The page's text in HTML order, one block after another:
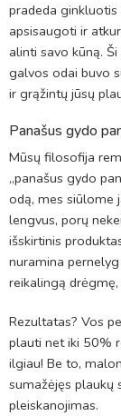
pradeda ginkluotis
apsisaugoti ir
alinti savo kūną.
galvos odai buvo
ir grąžintų jūsų
Panašus gydo
Mūsų filosofija
„panašus gydo
odą, mes siūlome
lengvus, porų
išskirtinis
nuramina
reikalingą
Rezultatas? Vos
plauti net iki 50%
ilgiau! Be to,
sumažėjęs plaukų
pleiskanojimas.